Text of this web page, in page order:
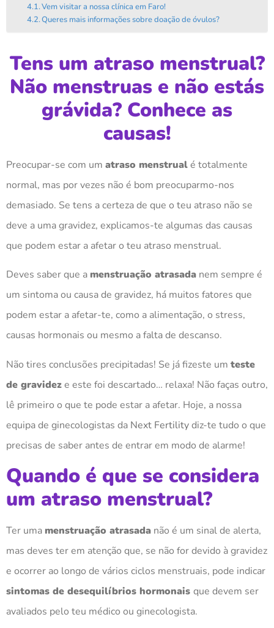
Vem visitar a nossa clínica em Faro!
Queres mais informações sobre doação de óvulos?
Tens um atraso menstrual?
Não menstruas e não estás
grávida? Conhece as
causas!
Preocupar-se com um atraso menstrualé totalmente
normal, mas por vezes não é bom preocuparmo-nos
demasiado. Se tens a certeza de que o teu atraso não se
deve a uma gravidez, explicamos-te algumas das causas
que podem estar a afetar o teu atraso menstrual.
Deves saber que a menstruação atrasada nem sempre é
um sintoma ou causa de gravidez, há muitos fatores que
podem estar a afetar-te, como a alimentação, o stress,
causas hormonais ou mesmo a falta de descanso.
Não tires conclusões precipitadas! Se já fizeste um teste
de gravideze este foi descartado… relaxa! Não faças outro,
lê primeiro o que te pode estar a afetar. Hoje, a nossa
equipa de ginecologistas da Next Fertilitydiz-te tudo o que
precisas de saber antes de entrar em modo de alarme!
Quando é que se considera
um atraso menstrual?
Ter uma menstruação atrasada não é um sinal de alerta,
mas deves ter em atenção que, se não for devido à gravidez
e ocorrer ao longo de vários ciclos menstruais, pode indicar
sintomas de desequilíbrios hormonais que devem ser
avaliados pelo teu médico ou ginecologista.